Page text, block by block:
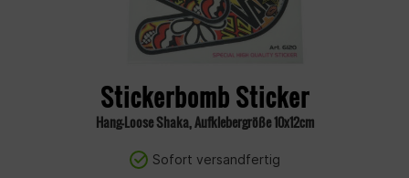
Stickerbomb Sticker
Hang-Loose Shaka, Aufklebergröße 10x12cm
Sofort versandfertig